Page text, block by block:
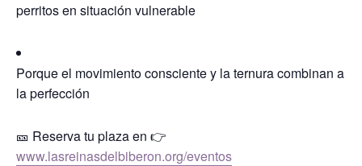
perritos en situación vulnerable
Porque el movimiento consciente y la ternura combinan a
la perfección
🎫 Reserva tu plaza en 👉
www.lasreinasdelbiberon.org/eventos